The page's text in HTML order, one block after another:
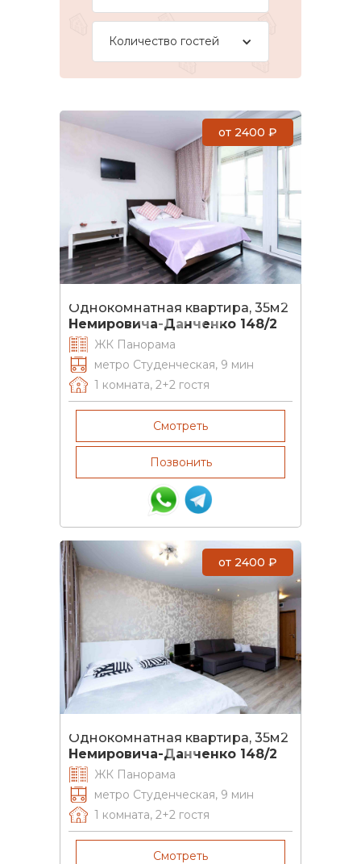
Количество гостей
от 2400 ₽
Однокомнатная квартира, 35м2
Немировича-Данченко 148/2
ЖК Панорама
метро Студенческая, 9 мин
1 комната, 2+2 гостя
Смотреть
Позвонить
от 2400 ₽
Однокомнатная квартира, 35м2
Немировича-Данченко 148/2
ЖК Панорама
метро Студенческая, 9 мин
1 комната, 2+2 гостя
Смотреть